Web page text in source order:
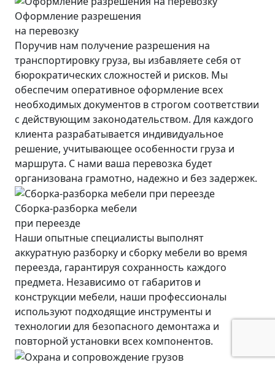
Оформление разрешения
на перевозку
Поручив нам получение разрешения на
транспортировку груза, вы избавляете себя от
бюрократических сложностей и рисков. Мы
обеспечим оперативное оформление всех
необходимых документов в строгом соответствии
с действующим законодательством. Для каждого
клиента разрабатывается индивидуальное
решение, учитывающее особенности груза и
маршрута. С нами ваша перевозка будет
организована грамотно, надежно и без задержек.
Сборка-разборка мебели
при переезде
Наши опытные специалисты выполнят
аккуратную разборку и сборку мебели во время
переезда, гарантируя сохранность каждого
предмета. Независимо от габаритов и
конструкции мебели, наши профессионалы
используют подходящие инструменты и
технологии для безопасного демонтажа и
повторной установки всех компонентов.